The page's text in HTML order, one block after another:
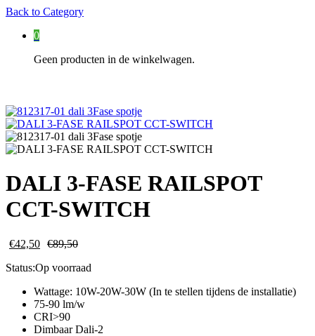
Back to Category
0
Geen producten in de winkelwagen.
DALI 3-FASE RAILSPOT
CCT-SWITCH
€42,50 €89,50
Status:Op voorraad
Wattage: 10W-20W-30W (In te stellen tijdens de installatie)
75-90 lm/w
CRI>90
Dimbaar Dali-2